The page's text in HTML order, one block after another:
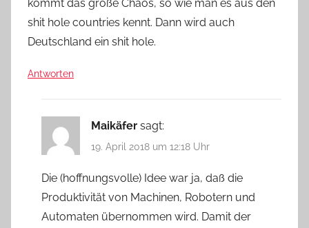
kommt das große Chaos, so wie man es aus den
shit hole countries kennt. Dann wird auch
Deutschland ein shit hole.
Antworten
Maikäfer sagt:
19. April 2018 um 12:18 Uhr
Die (hoffnungsvolle) Idee war ja, daß die
Produktivität von Machinen, Robotern und
Automaten übernommen wird. Damit der